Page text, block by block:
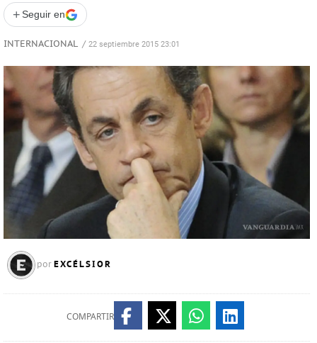
+ Seguir en
INTERNACIONAL / 22 septiembre 2015 23:01
por EXCÉLSIOR
COMPARTIR